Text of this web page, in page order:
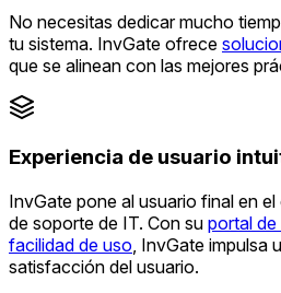
No necesitas dedicar mucho
tu sistema. InvGate ofrece
que se alinean con las mejores
Experiencia de usuario
InvGate pone al usuario final en
de soporte de IT. Con su portal
facilidad de uso , InvGate
satisfacción del usuario.